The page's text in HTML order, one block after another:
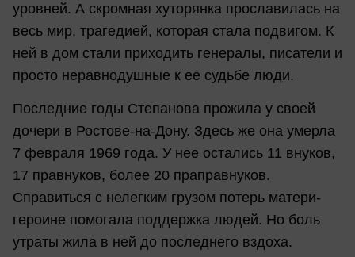
уровней. А скромная хуторянка прославилась на
весь мир, трагедией, которая стала подвигом. К
ней в дом стали приходить генералы, писатели и
просто неравнодушные к ее судьбе люди.
Последние годы Степанова прожила у своей
дочери в Ростове-на-Дону. Здесь же она умерла
7 февраля 1969 года. У нее остались 11 внуков,
17 правнуков, более 20 праправнуков.
Справиться с нелегким грузом потерь матери-
героине помогала поддержка людей. Но боль
утраты жила в ней до последнего вздоха.